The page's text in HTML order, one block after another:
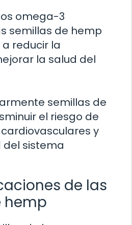
omega-3
semillas de hemp
reducir la
la salud del
semillas de
el riesgo de
y
sistema
de las
hemp